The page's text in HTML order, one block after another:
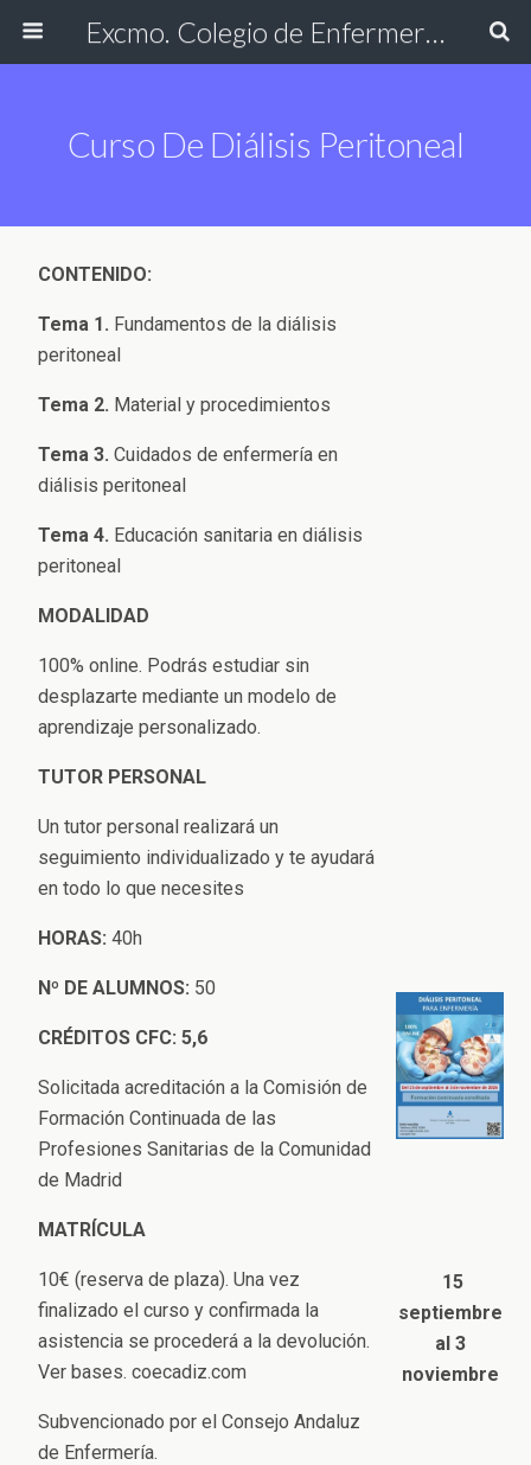
Excmo. Colegio de Enfermería de Cádiz
Curso De Diálisis Peritoneal
CONTENIDO:
Tema 1. Fundamentos de la diálisis
peritoneal
Tema 2. Material y procedimientos
Tema 3. Cuidados de enfermería en
diálisis peritoneal
Tema 4. Educación sanitaria en diálisis
peritoneal
MODALIDAD
100% online. Podrás estudiar sin
desplazarte mediante un modelo de
aprendizaje personalizado.
TUTOR PERSONAL
Un tutor personal realizará un
seguimiento individualizado y te ayudará
en todo lo que necesites
HORAS: 40h
Nº DE ALUMNOS: 50
CRÉDITOS CFC: 5,6
Solicitada acreditación a la Comisión de
Formación Continuada de las
Profesiones Sanitarias de la Comunidad
de Madrid
MATRÍCULA
10€ (reserva de plaza). Una vez
finalizado el curso y confirmada la
asistencia se procederá a la devolución.
Ver bases. coecadiz.com
Subvencionado por el Consejo Andaluz
de Enfermería.
15
septiembre
al 3
noviembre